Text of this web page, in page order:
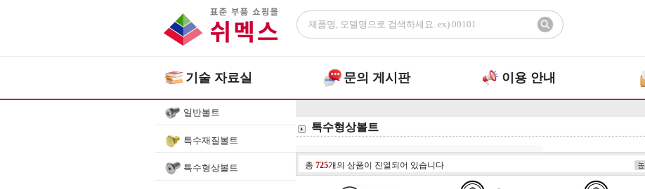
기술 자료실 문의 게시판 이용 안내
일반볼트
특수재질볼트
특수형상볼트
특수형상볼트
총 725개의 상품이 진열되어 있습니다